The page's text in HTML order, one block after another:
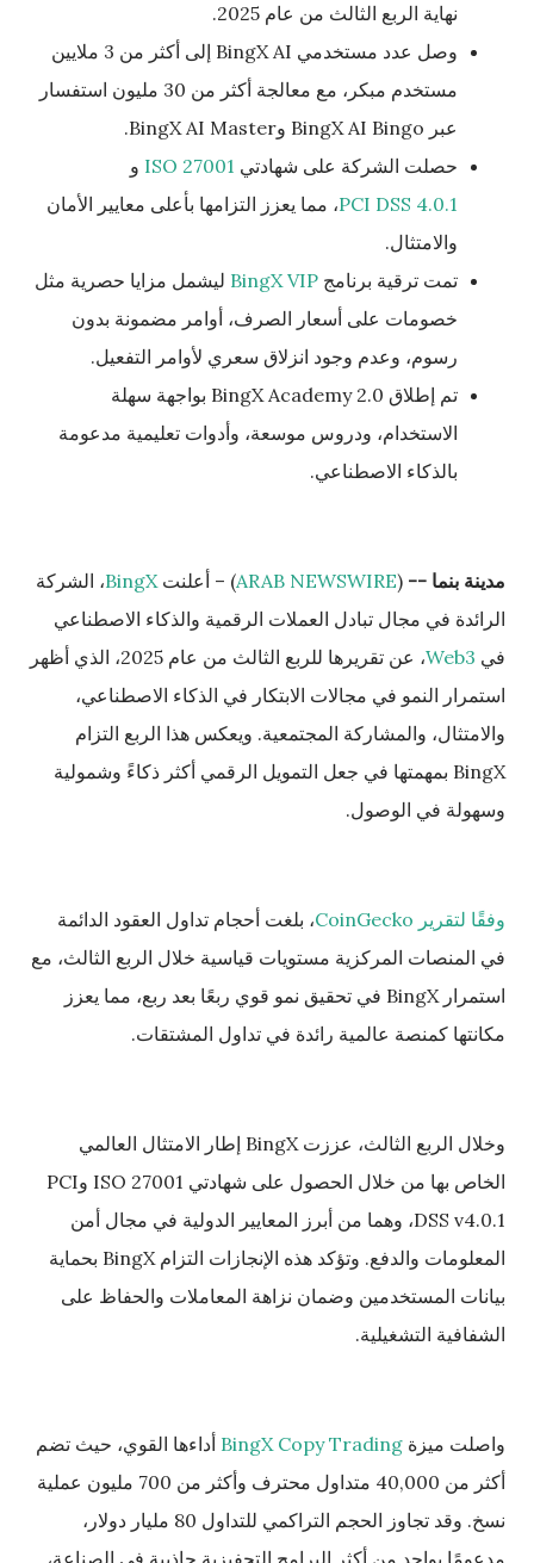
نهاية الربع الثالث من عام 2025.
وصل عدد مستخدمي BingX AI إلى أكثر من 3 ملايين
مستخدم مبكر، مع معالجة أكثر من 30 مليون استفسار
عبر BingX AI Bingo وBingX AI Master.
حصلت الشركة على شهادتي ISO 27001و
PCI DSS 4.0.1، مما يعزز التزامها بأعلى معايير الأمان
والامتثال.
تمت ترقية برنامجBingX VIPليشمل مزايا حصرية مثل
خصومات على أسعار الصرف، أوامر مضمونة بدون
رسوم، وعدم وجود انزلاق سعري لأوامر التفعيل.
تم إطلاق BingX Academy 2.0 بواجهة سهلة
الاستخدام، ودروس موسعة، وأدوات تعليمية مدعومة
بالذكاء الاصطناعي.
مدينة بنما --(
ARAB NEWSWIRE) – أعلنتBingX، الشركة
الرائدة في مجال تبادل العملات الرقمية والذكاء الاصطناعي
في Web3
، عن تقريرها للربع الثالث من عام 2025، الذي أظهر
استمرار النمو في مجالات الابتكار في الذكاء الاصطناعي،
والامتثال، والمشاركة المجتمعية. ويعكس هذا الربع التزام
BingX بمهمتها في جعل التمويل الرقمي أكثر ذكاءً وشمولية
وسهولة في الوصول.
وفقًا لتقرير CoinGecko
، بلغت أحجام تداول العقود الدائمة
في المنصات المركزية مستويات قياسية خلال الربع الثالث، مع
استمرار BingX في تحقيق نمو قوي ربعًا بعد ربع، مما يعزز
مكانتها كمنصة عالمية رائدة في تداول المشتقات.
وخلال الربع الثالث، عززت BingX إطار الامتثال العالمي
الخاص بها من خلال الحصول على شهادتي ISO 27001 وPCI
DSS v4.0.1، وهما من أبرز المعايير الدولية في مجال أمن
المعلومات والدفع. وتؤكد هذه الإنجازات التزام BingX بحماية
بيانات المستخدمين وضمان نزاهة المعاملات والحفاظ على
الشفافية التشغيلية.
واصلت ميزةBingX Copy Tradingأداءها القوي، حيث تضم
أكثر من 40,000 متداول محترف وأكثر من 700 مليون عملية
نسخ. وقد تجاوز الحجم التراكمي للتداول 80 مليار دولار،